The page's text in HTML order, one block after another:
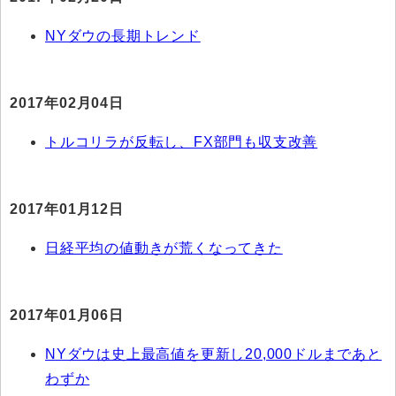
NYダウの長期トレンド
2017年02月04日
トルコリラが反転し、FX部門も収支改善
2017年01月12日
日経平均の値動きが荒くなってきた
2017年01月06日
NYダウは史上最高値を更新し20,000ドルまであと
わずか